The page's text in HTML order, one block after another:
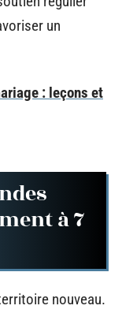
un
: leçons et
à 7
nouveau.